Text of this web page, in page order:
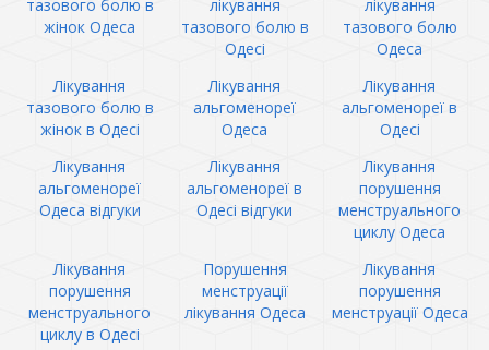
тазового болю в
жінок Одеса
лікування
тазового болю в
Одесі
лікування
тазового болю
Одеса
Лікування
тазового болю в
жінок в Одесі
Лікування
альгоменореї
Одеса
Лікування
альгоменореї в
Одесі
Лікування
альгоменореї
Одеса відгуки
Лікування
альгоменореї в
Одесі відгуки
Лікування
порушення
менструального
циклу Одеса
Лікування
порушення
менструального
циклу в Одесі
Порушення
менструації
лікування Одеса
Лікування
порушення
менструації Одеса